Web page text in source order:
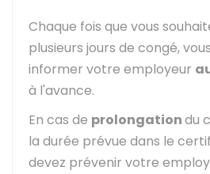
Chaque fois que vous
plusieurs jours de congé,
informer votre employeur
à l'avance.
En cas de prolongationdu
la durée prévue dans le
devez prévenir votre